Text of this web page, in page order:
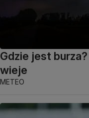
Gdzie jest
wieje
METEO